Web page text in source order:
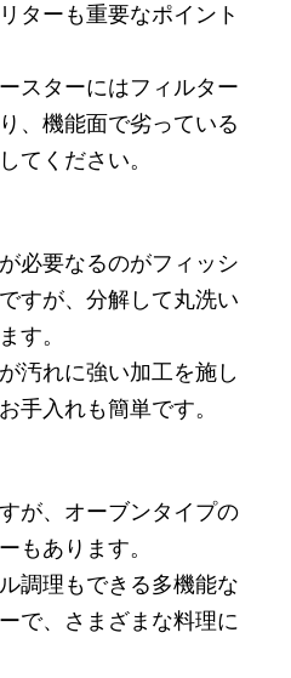
ターも重要なポイント
スターにはフィルター
、機能面で劣っている
てください。
必要なるのがフィッシ
すが、分解して丸洗い
す。
汚れに強い加工を施し
手入れも簡単です。
が、オーブンタイプの
もあります。
調理もできる多機能な
で、さまざまな料理に